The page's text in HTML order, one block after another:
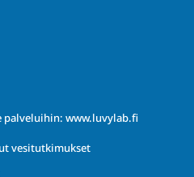
palveluihin: www.luvylab.fi
vesitutkimukset